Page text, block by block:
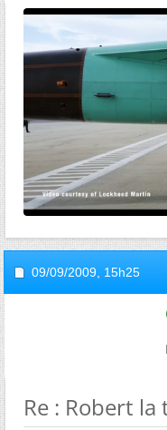
09/09/2009, 15h25
Re : Robert